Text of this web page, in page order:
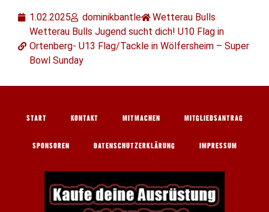
1.02.2025 dominikbantle
Wetterau Bulls
Wetterau Bulls Jugend sucht dich! U10 Flag in
Ortenberg- U13 Flag/Tackle in Wölfersheim – Super
Bowl Sunday
START KONTAKT MITMACHEN MITGLIEDSANTRAG
SPONSOREN DATENSCHUTZERKLÄRUNG IMPRESSUM